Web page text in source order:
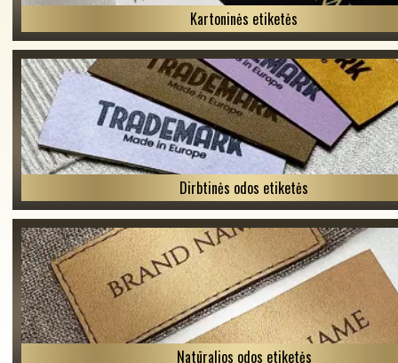
Kartoninės etiketės
Dirbtinės odos etiketės
Natūralios odos etiketės